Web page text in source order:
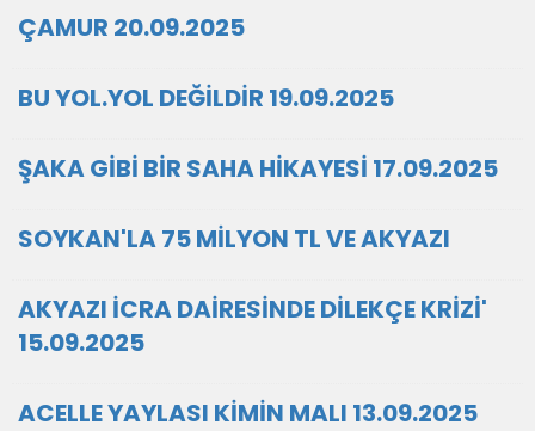
ÇAMUR 20.09.2025
BU YOL.YOL DEĞİLDİR 19.09.2025
ŞAKA GİBİ BİR SAHA HİKAYESİ 17.09.2025
SOYKAN'LA 75 MİLYON TL VE AKYAZI
AKYAZI İCRA DAİRESİNDE DİLEKÇE KRİZİ'
15.09.2025
ACELLE YAYLASI KİMİN MALI 13.09.2025